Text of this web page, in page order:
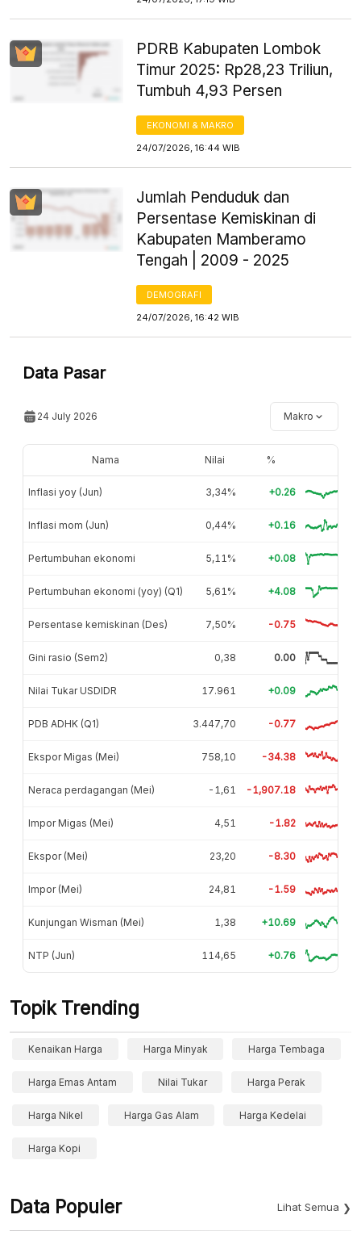
PDRB Kabupaten Lombok
Timur 2025: Rp28,23 Triliun,
Tumbuh 4,93 Persen
EKONOMI & MAKRO
24/07/2026, 16:44 WIB
Jumlah Penduduk dan
Persentase Kemiskinan di
Kabupaten Mamberamo
Tengah | 2009 - 2025
DEMOGRAFI
24/07/2026, 16:42 WIB
Data Pasar
24 July 2026 Makro
Nama Nilai %
Inflasi yoy (Jun) 3,34% +0.26
Inflasi mom (Jun) 0,44% +0.16
Pertumbuhan ekonomi 5,11% +0.08
Pertumbuhan ekonomi (yoy) (Q1) 5,61% +4.08
Persentase kemiskinan (Des) 7,50% -0.75
Gini rasio (Sem2) 0,38 0.00
Nilai Tukar USDIDR 17.961 +0.09
PDB ADHK (Q1) 3.447,70 -0.77
Ekspor Migas (Mei) 758,10 -34.38
Neraca perdagangan (Mei) -1,61 -1,907.18
Impor Migas (Mei) 4,51 -1.82
Ekspor (Mei) 23,20 -8.30
Impor (Mei) 24,81 -1.59
Kunjungan Wisman (Mei) 1,38 +10.69
NTP (Jun) 114,65 +0.76
Topik Trending
Kenaikan Harga Harga Minyak Harga Tembaga
Harga Emas Antam Nilai Tukar Harga Perak
Harga Nikel Harga Gas Alam Harga Kedelai
Harga Kopi
Data Populer Lihat Semua